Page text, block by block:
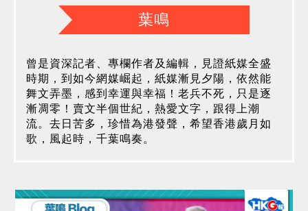
葉鳴
曾是資深記者、專欄作者及編輯，見證紙媒全盛
時期，到如今網媒崛起，紙媒漸見夕陽，依然能
舞文弄墨，感到幸運與幸福！老兵不死，只是逐
漸凋零！賣文半個世紀，熱愛文字，跟得上潮
流。去日苦多，珍惜為港發聲，希望香港歲月如
歌，風起時，千葉鳴奏。